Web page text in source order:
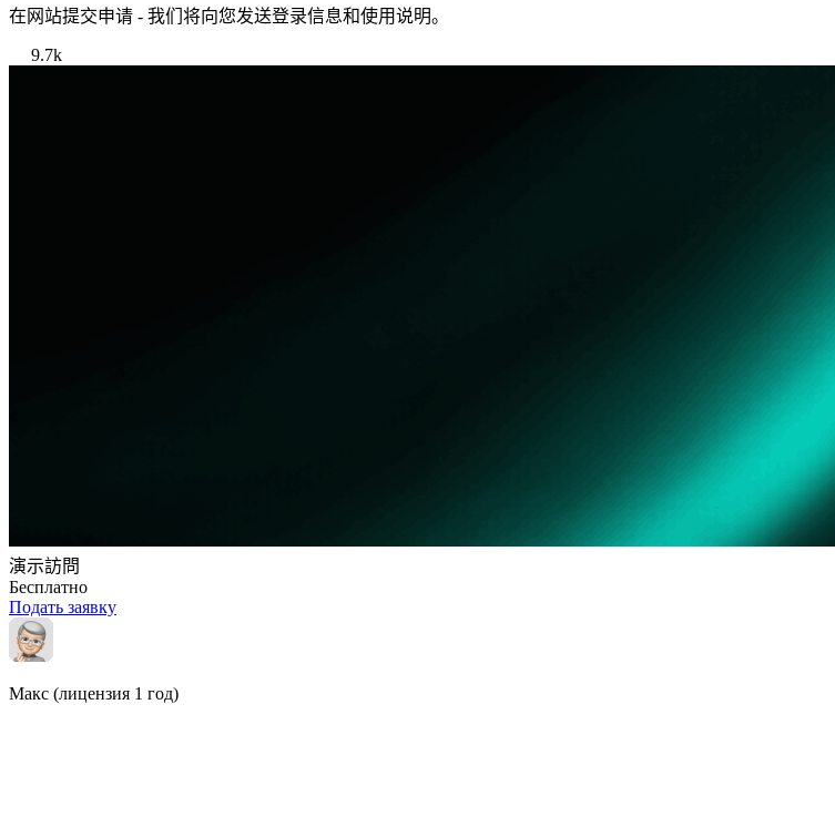
在网站提交申请 - 我们将向您发送登录信息和使用说明。
9.7k
演示訪問
Бесплатно
Подать заявку
Макс (лицензия 1 год)